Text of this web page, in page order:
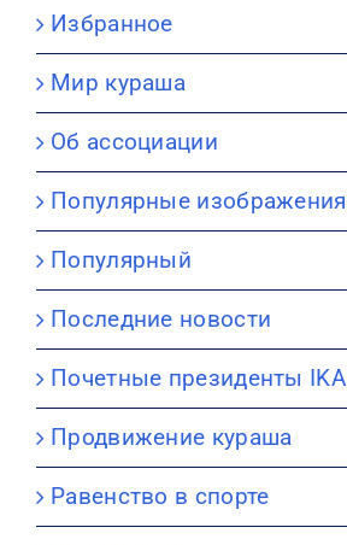
Избранное
Мир кураша
Об ассоциации
Популярные изображения
Популярный
Последние новости
Почетные президенты IKA
Продвижение кураша
Равенство в спорте